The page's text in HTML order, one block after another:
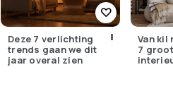
Deze 7 verlichting
trends gaan we dit
jaar overal zien
Van kil
7